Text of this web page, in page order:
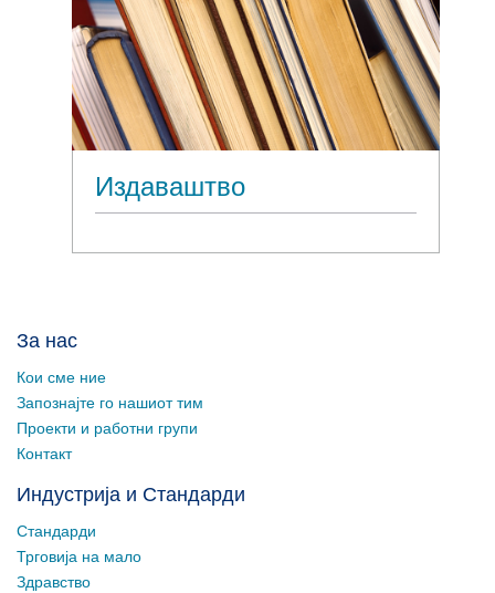
Издаваштво
За нас
Кои сме ние
Запознајте го нашиот тим
Проекти и работни групи
Контакт
Индустрија и Стандарди
Стандарди
Трговија на мало
Здравство